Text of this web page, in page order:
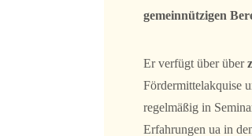
gemeinnützigen
Er verfügt über über
Fördermittelakquise
regelmäßig in
Erfahrungen ua in